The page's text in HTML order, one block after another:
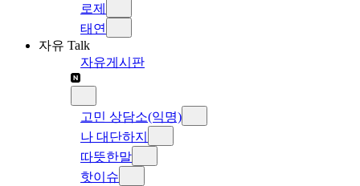
로제
태연
자유 Talk
자유게시판
고민 상담소(익명)
나 대단하지
따뜻한말
핫이슈